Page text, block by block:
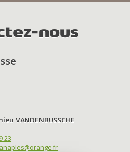
nous
VANDENBUSSCHE
23